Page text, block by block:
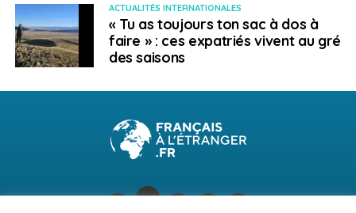
ACTUALITÉS INTERNATIONALES
« Tu as toujours ton sac à dos à
faire » : ces expatriés vivent au gré
des saisons